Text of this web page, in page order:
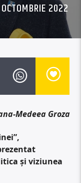
2022
Medeea Groza
și viziunea